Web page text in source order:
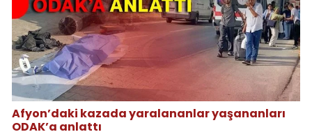
Afyon’daki kazada yaralananlar yaşananları
ODAK’a anlattı